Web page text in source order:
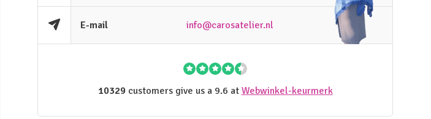
E-mail info@carosatelier.nl
10329customers give us a 9.6 at Webwinkel-keurmerk